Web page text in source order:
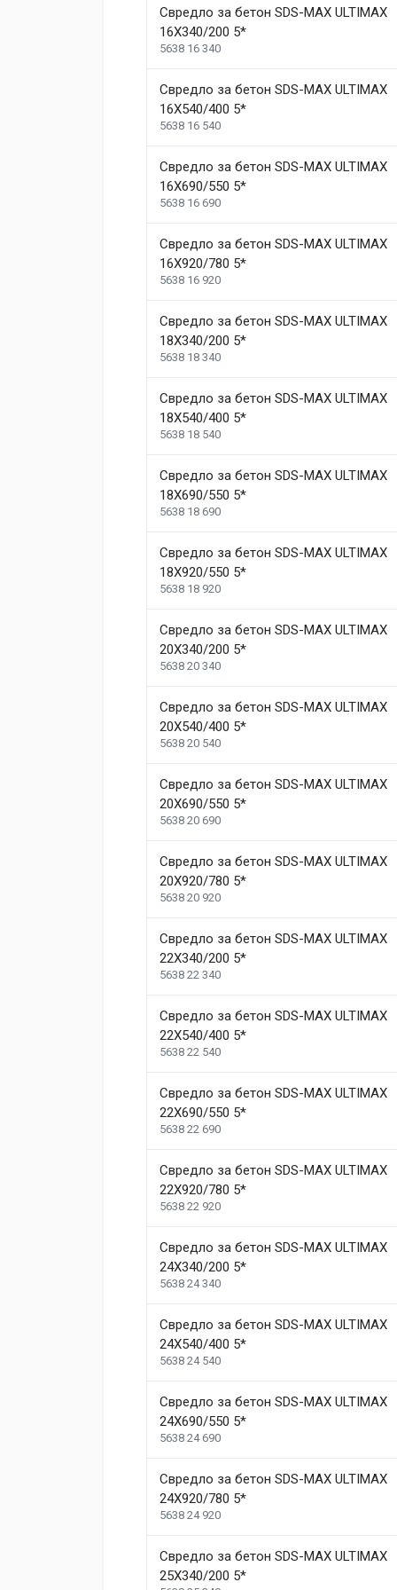
99 mm
208 mm
Helena Garcia
Duis ac lectus scelerisque quam blandit
Review Stars
Your Review
Post Your Review
Свредло за бетон SDS-MAX ULTIMAX
16X340/200 5*
5638 16 340
Свредло за бетон SDS-MAX ULTIMAX
16X540/400 5*
5638 16 540
Свредло за бетон SDS-MAX ULTIMAX
16X690/550 5*
5638 16 690
Свредло за бетон SDS-MAX ULTIMAX
16X920/780 5*
5638 16 920
Свредло за бетон SDS-MAX ULTIMAX
18X340/200 5*
5638 18 340
Свредло за бетон SDS-MAX ULTIMAX
18X540/400 5*
5638 18 540
Свредло за бетон SDS-MAX ULTIMAX
18X690/550 5*
5638 18 690
Свредло за бетон SDS-MAX ULTIMAX
18X920/550 5*
5638 18 920
Свредло за бетон SDS-MAX ULTIMAX
20X340/200 5*
5638 20 340
Свредло за бетон SDS-MAX ULTIMAX
20X540/400 5*
5638 20 540
Свредло за бетон SDS-MAX ULTIMAX
20X690/550 5*
5638 20 690
Свредло за бетон SDS-MAX ULTIMAX
20X920/780 5*
5638 20 920
Свредло за бетон SDS-MAX ULTIMAX
22X340/200 5*
5638 22 340
Свредло за бетон SDS-MAX ULTIMAX
22X540/400 5*
5638 22 540
Свредло за бетон SDS-MAX ULTIMAX
22X690/550 5*
5638 22 690
Свредло за бетон SDS-MAX ULTIMAX
22X920/780 5*
5638 22 920
Свредло за бетон SDS-MAX ULTIMAX
24X340/200 5*
5638 24 340
Свредло за бетон SDS-MAX ULTIMAX
24X540/400 5*
5638 24 540
Свредло за бетон SDS-MAX ULTIMAX
24X690/550 5*
5638 24 690
Свредло за бетон SDS-MAX ULTIMAX
24X920/780 5*
5638 24 920
Свредло за бетон SDS-MAX ULTIMAX
25X340/200 5*